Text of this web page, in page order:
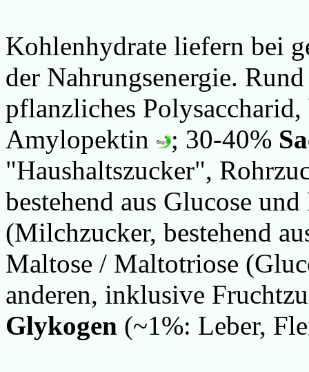
Kohlenhydrate liefern bei
der Nahrungsenergie.
pflanzliches
Amylopektin
; 30-40%
"Haushaltszucker",
bestehend aus Glucose
(Milchzucker, bestehend
Maltose / Maltotriose
anderen, inklusive
Glykogen (~1%: Leber,